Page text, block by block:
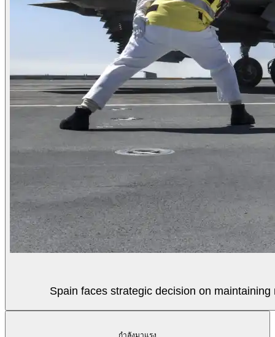
Spain faces strategic decision on
กำลังมาแรง